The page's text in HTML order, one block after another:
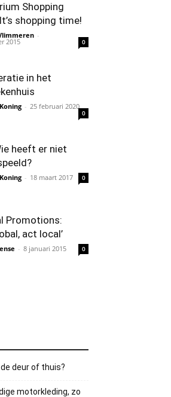
Shopping
shopping time!
-
2015 0
in het
- 25 februari 2020
0
heeft er niet
- 18 maart 2017 0
Promotions:
act local’
- 8 januari 2015 0
deur of thuis?
motorkleding, zo